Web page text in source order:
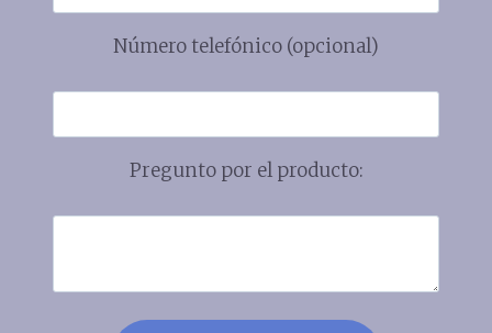
Número telefónico (opcional)
Pregunto por el producto: